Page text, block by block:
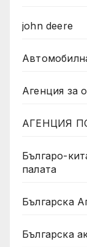
john deere
Агенция за
АГЕНЦИЯ
Българо-
палата
Българска
Българска